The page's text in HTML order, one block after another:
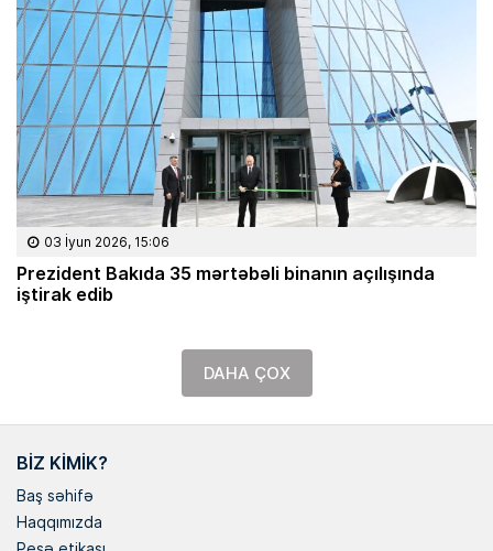
03 İyun 2026, 15:06
Prezident Bakıda 35 mərtəbəli binanın açılışında
iştirak edib
DAHA ÇOX
BIZ KIMIK?
Baş səhifə
Haqqımızda